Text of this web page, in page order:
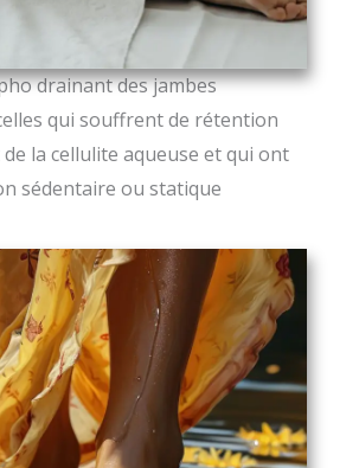
drainant des jambes
qui souffrent de rétention
de la cellulite aqueuse et qui ont
sédentaire ou statique